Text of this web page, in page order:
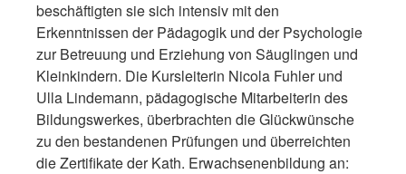
beschäftigten sie sich intensiv mit den
Erkenntnissen der Pädagogik und der Psychologie
zur Betreuung und Erziehung von Säuglingen und
Kleinkindern. Die Kursleiterin Nicola Fuhler und
Ulla Lindemann, pädagogische Mitarbeiterin des
Bildungswerkes, überbrachten die Glückwünsche
zu den bestandenen Prüfungen und überreichten
die Zertifikate der Kath. Erwachsenenbildung an: